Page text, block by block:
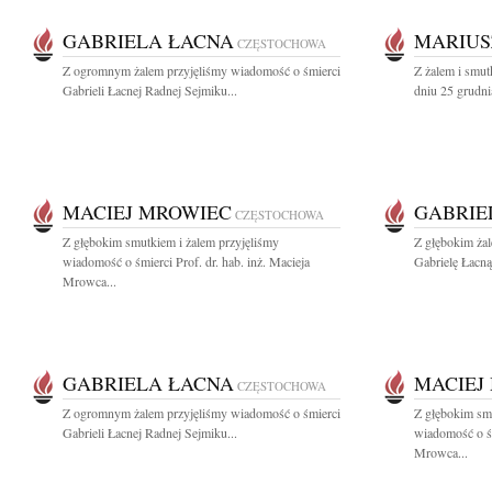
GABRIELA ŁACNA CZĘSTOCHOWA
Z ogromnym żalem przyjęliśmy wiadomość o śmierci
Gabrieli Łacnej Radnej Sejmiku...
Z żalem i
dniu 25
MACIEJ MROWIEC CZĘSTOCHOWA
Z głębokim smutkiem i żalem przyjęliśmy
wiadomość o śmierci Prof. dr. hab. inż. Macieja
Mrowca...
Z głębokim
Gabrielę
GABRIELA ŁACNA CZĘSTOCHOWA
Z ogromnym żalem przyjęliśmy wiadomość o śmierci
Gabrieli Łacnej Radnej Sejmiku...
MACIEJ
Z głębokim
wiadomość o
Mrowca...